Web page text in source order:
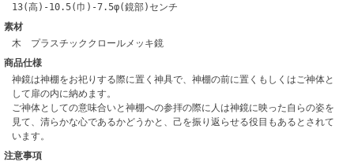
13(高)-10.5(巾)-7.5φ(鏡部)センチ
素材
木 プラスチッククロールメッキ鏡
商品仕様
神鏡は神棚をお祀りする際に置く神具で、神棚の前に置くもしくはご神体と
して扉の内に納めます。
ご神体としての意味合いと神棚への参拝の際に人は神鏡に映った自らの姿を
見て、清らかな心であるかどうかと、己を振り返らせる役目もあるとされて
います。
注意事項